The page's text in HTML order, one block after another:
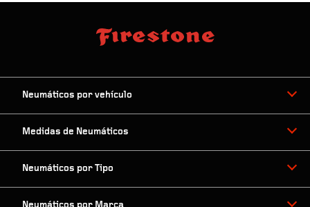
Neumáticos por vehículo
Medidas de Neumáticos
Neumáticos por Tipo